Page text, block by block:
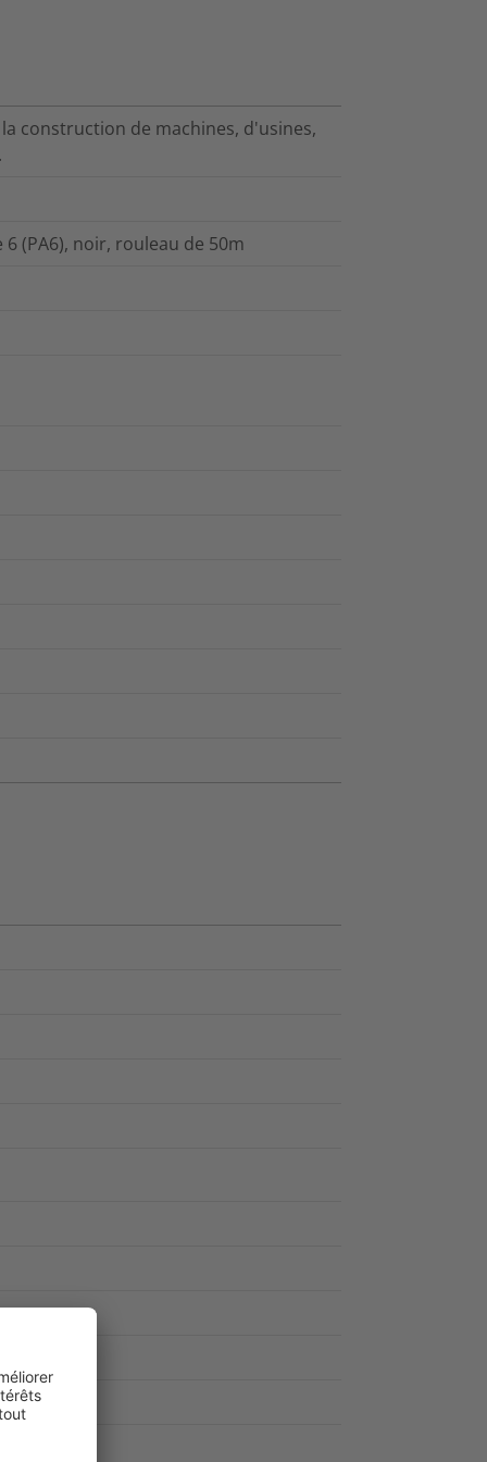
construction de machines, d'usines,
(PA6), noir, rouleau de 50m